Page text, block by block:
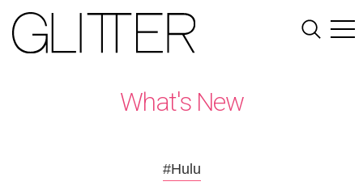
What's New
#Hulu